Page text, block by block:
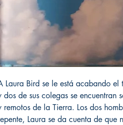
Laura Bird se le está acabando el
dos de sus colegas se encuentran
remotos de la Tierra. Los dos
Laura se da cuenta de que